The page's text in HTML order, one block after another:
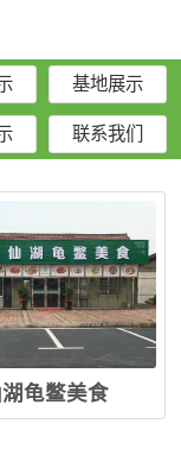
基地展示
联系我们
龟鳖美食